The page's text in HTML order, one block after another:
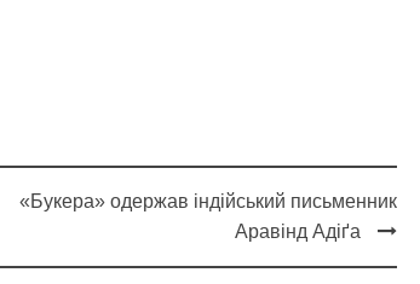
«Букера» одержав індійський письменник
Аравінд Адіґа